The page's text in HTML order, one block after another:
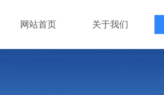
网站首页 关于我们